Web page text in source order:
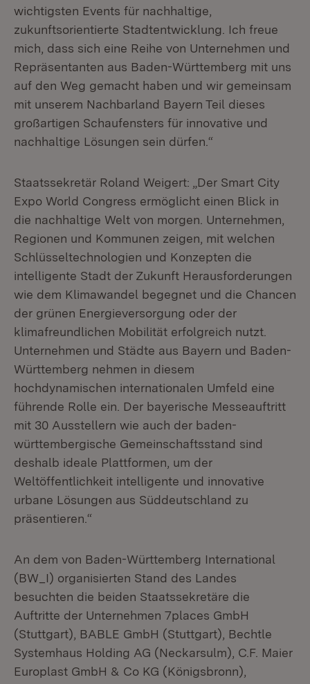
wichtigsten Events für nachhaltige,
zukunftsorientierte Stadtentwicklung. Ich freue
mich, dass sich eine Reihe von Unternehmen und
Repräsentanten aus Baden-Württemberg mit uns
auf den Weg gemacht haben und wir gemeinsam
mit unserem Nachbarland Bayern Teil dieses
großartigen Schaufensters für innovative und
nachhaltige Lösungen sein dürfen.“
Staatssekretär Roland Weigert: „Der Smart City
Expo World Congress ermöglicht einen Blick in
die nachhaltige Welt von morgen. Unternehmen,
Regionen und Kommunen zeigen, mit welchen
Schlüsseltechnologien und Konzepten die
intelligente Stadt der Zukunft Herausforderungen
wie dem Klimawandel begegnet und die Chancen
der grünen Energieversorgung oder der
klimafreundlichen Mobilität erfolgreich nutzt.
Unternehmen und Städte aus Bayern und Baden-
Württemberg nehmen in diesem
hochdynamischen internationalen Umfeld eine
führende Rolle ein. Der bayerische Messeauftritt
mit 30 Ausstellern wie auch der baden-
württembergische Gemeinschaftsstand sind
deshalb ideale Plattformen, um der
Weltöffentlichkeit intelligente und innovative
urbane Lösungen aus Süddeutschland zu
präsentieren.“
An dem von Baden-Württemberg International
(BW_I) organisierten Stand des Landes
besuchten die beiden Staatssekretäre die
Auftritte der Unternehmen 7places GmbH
(Stuttgart), BABLE GmbH (Stuttgart), Bechtle
Systemhaus Holding AG (Neckarsulm), C.F. Maier
Europlast GmbH & Co KG (Königsbronn),